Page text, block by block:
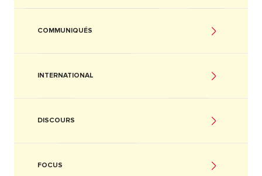
COMMUNIQUÉS
INTERNATIONAL
DISCOURS
FOCUS